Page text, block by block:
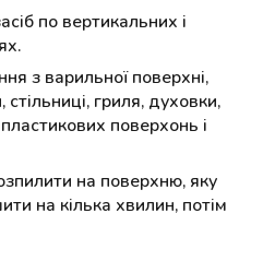
по вертикальних і
з варильної поверхні,
гриля, духовки,
поверхонь і
на поверхню, яку
на кілька хвилин, потім